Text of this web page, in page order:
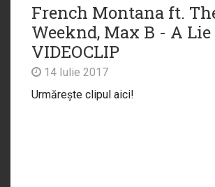
French Montana ft.
Weeknd, Max B - A Lie
VIDEOCLIP
14 Iulie 2017
Urmărește clipul aici!